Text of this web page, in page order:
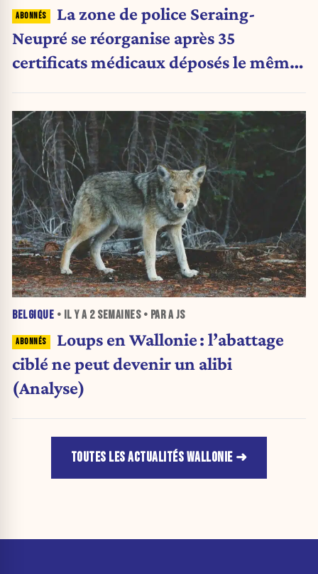
La zone de police Seraing-
Neupré se réorganise après 35
certificats médicaux déposés le même
BELGIQUE • IL Y A 2 SEMAINES• PAR A JS
Loups en Wallonie : l’abattage
ciblé ne peut devenir un alibi
(Analyse)
TOUTES LES ACTUALITÉS WALLONIE